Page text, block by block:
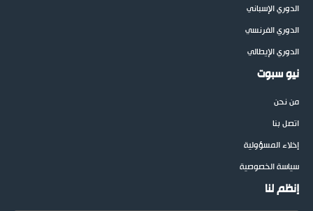
الدوري الإسباني
الدوري الفرنسي
الدوري الإيطالي
نيو سبوت
من نحن
اتصل بنا
إخلاء المسؤولية
سياسة الخصوصية
إنظم لنا